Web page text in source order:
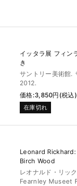
イッタラ展 フィン
き
サントリー美術館.
2012.
価格:3,850円(税込)
在庫切れ
Leonard
Birch Wood
レオナルド・リッ
Fearnley Museet